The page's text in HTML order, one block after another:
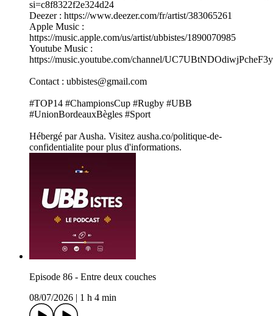
si=c8f8322f2e324d24
Deezer : https://www.deezer.com/fr/artist/383065261
Apple Music :
https://music.apple.com/us/artist/ubbistes/1890070985
Youtube Music :
https://music.youtube.com/channel/
Contact : ubbistes@gmail.com
#TOP14 #ChampionsCup #Rugby #UBB
#UnionBordeauxBègles #Sport
Hébergé par Ausha. Visitez ausha.co/politique-de-
confidentialite pour plus d'informations.
Episode 86 - Entre deux couches
08/07/2026
1 h 4 min